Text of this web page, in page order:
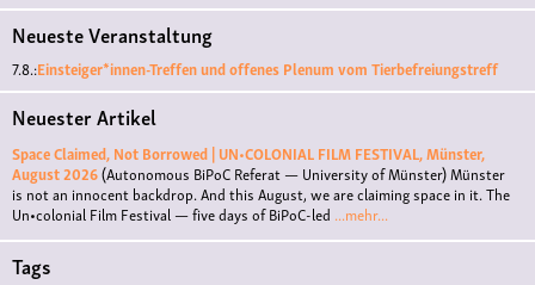
Neueste Veranstaltung
7.8.:Einsteiger*innen-Treffen und offenes Plenum vom Tierbefreiungstreff
Neuester Artikel
Space Claimed, Not Borrowed | UN•COLONIAL FILM FESTIVAL, Münster,
August 2026(Autonomous BiPoC Referat — University of Münster)Münster
is not an innocent backdrop. And this August, we are claiming space in it. The
Un•colonial Film Festival — five days of BiPoC-led ...mehr...
Tags